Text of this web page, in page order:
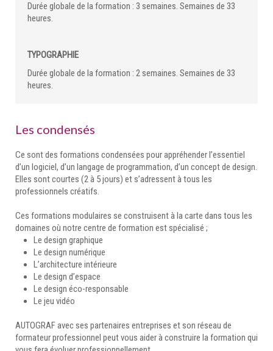
Durée globale de la formation : 3 semaines. Semaines de 33
heures.
TYPOGRAPHIE
Durée globale de la formation : 2 semaines. Semaines de 33
heures.
Les condensés
Ce sont des formations condensées pour appréhender l’essentiel
d’un logiciel, d’un langage de programmation, d’un concept de design.
Elles sont courtes (2 à 5 jours) et s’adressent à tous les
professionnels créatifs.
Ces formations modulaires se construisent à la carte dans tous les
domaines où notre centre de formation est spécialisé ;
Le design graphique
Le design numérique
L’architecture intérieure
Le design d’espace
Le design éco-responsable
Le jeu vidéo
AUTOGRAF avec ses partenaires entreprises et son réseau de
formateur professionnel peut vous aider à construire la formation qui